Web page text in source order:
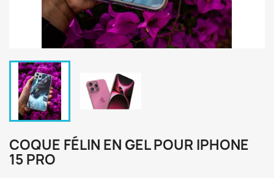
COQUE FÉLIN EN GEL POUR IPHONE
15 PRO